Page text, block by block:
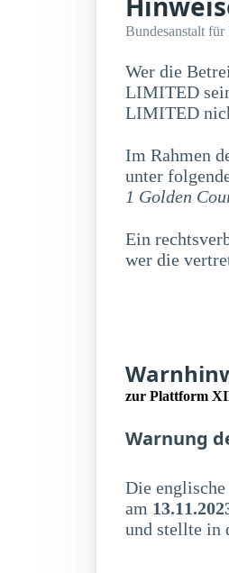
Bundesanstalt
Wer die
LIMITED sein soll, ist dem
LIMITED
Im Rahmen
unter
1 Golden
Ein
wer die
zur Plattform
Warnung
Die
am
und stellte in